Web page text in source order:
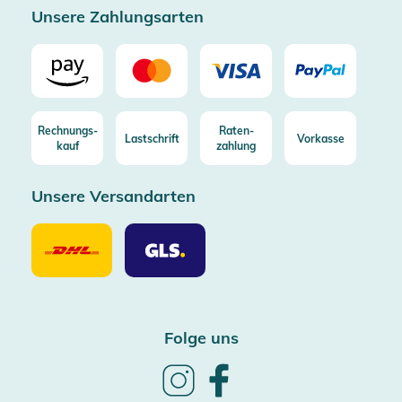
Unsere Zahlungsarten
Rechnungs-
kauf
Lastschrift
Raten-
zahlung
Vorkasse
Unsere Versandarten
Unsere
Versandarten
DHL
Unsere
Versandarten
GLS
Folge uns
Follow